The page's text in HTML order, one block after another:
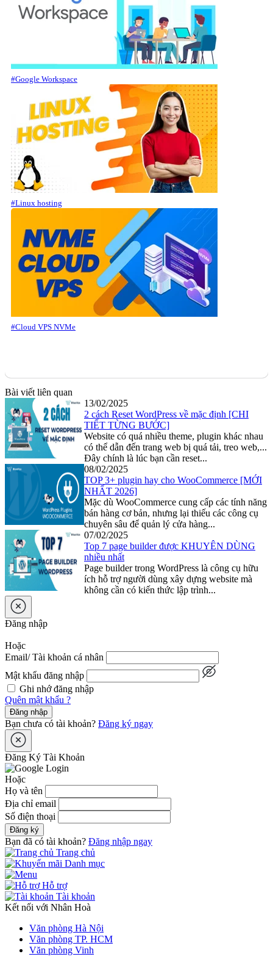
#Google Workspace
#Linux hosting
#Cloud VPS NVMe
Bài viết liên quan
13/02/2025
2 cách Reset WordPress về mặc định [CHI
TIẾT TỪNG BƯỚC]
Website có quá nhiều theme, plugin khác nhau
có thể dẫn đến trang web bị quá tải, treo web,...
Đây chính là lúc bạn cần reset...
08/02/2025
TOP 3+ plugin hay cho WooCommerce [MỚI
NHẤT 2026]
Mặc dù WooCommerce cung cấp các tính năng
bán hàng cơ bản, nhưng lại thiếu các công cụ
chuyên sâu để quản lý cửa hàng...
07/02/2025
Top 7 page builder được KHUYÊN DÙNG
nhiều nhất
Page builder trong WordPress là công cụ hữu
ích hỗ trợ người dùng xây dựng website mà
không cần có kiến thức lập trình...
Đăng nhập
Hoặc
Email/ Tài khoản cá nhân
Mật khẩu đăng nhập
Ghi nhớ đăng nhập
Quên mật khẩu ?
Đăng nhập
Bạn chưa có tài khoản? Đăng ký ngay
Đăng Ký Tài Khoản
Hoặc
Họ và tên
Địa chỉ email
Số điện thoại
Đăng ký
Bạn đã có tài khoản? Đăng nhập ngay
Trang chủ
Danh mục
Hỗ trợ
Tài khoản
Kết nối với Nhân Hoà
Văn phòng Hà Nội
Văn phòng TP. HCM
Văn phòng Vinh